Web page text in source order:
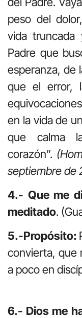
peso del
vida
Padre que
esperanza, de
que el error,
en la vida de
que calma
corazón”.
septiembre de
4.- Que me
meditado.
5.-Propósito:
convierta, que
a poco en
6.- Dios me